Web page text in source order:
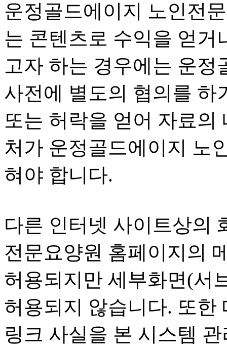
운정골드에이지 노인전
는 콘텐츠로 수익을 얻거
고자 하는 경우에는 운
사전에 별도의 협의를 하
또는 허락을 얻어 자료의
처가 운정골드에이지 노
혀야 합니다.
다른 인터넷 사이트상의
전문요양원 홈페이지의
허용되지만 세부화면(서
허용되지 않습니다. 또한
링크 사실을 본 시스템